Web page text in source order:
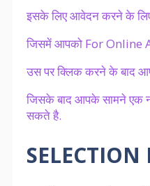
इसके लिए आवेदन करने के
जिसमें आपको For Online
उस पर क्लिक करने के बाद
जिसके बाद आपके सामने एक
सकते है.
SELECTION